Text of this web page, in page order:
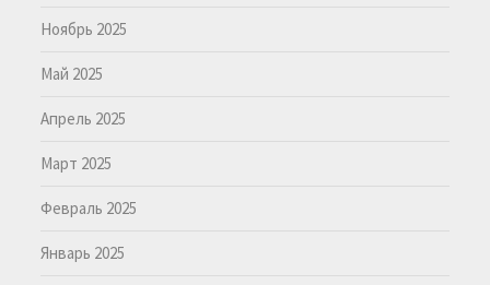
Ноябрь 2025
Май 2025
Апрель 2025
Март 2025
Февраль 2025
Январь 2025